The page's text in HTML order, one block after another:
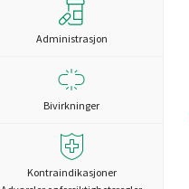
Administrasjon
Bivirkninger
Kontraindikasjoner